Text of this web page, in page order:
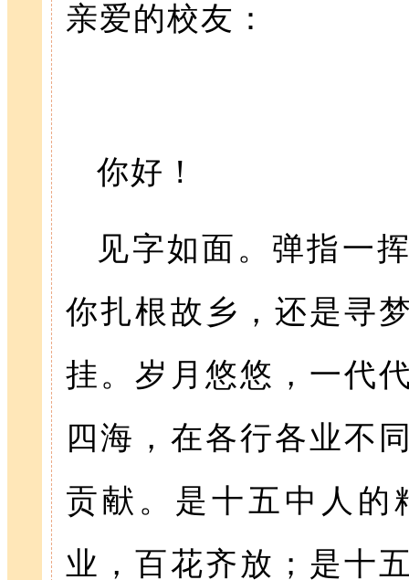
亲爱的校友：
你好！
见字如面。弹指一
你扎根故乡，还是寻
挂。岁月悠悠，一代
四海，在各行各业不
贡献。是十五中人的
业，百花齐放；是十